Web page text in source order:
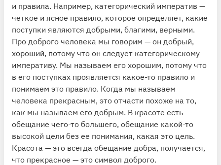
и правила. Например, категорический императив —
четкое и ясное правило, которое определяет, какие
поступки являются добрыми, благими, верными.
Про доброго человека мы говорим — он добрый,
хороший, потому что он следует категорическому
императиву. Мы называем его хорошим, потому что
в его поступках проявляется какое-то правило и
понимаем это правило. Когда мы называем
человека прекрасным, это отчасти похоже на то,
как мы называем его добрым. В красоте есть
обещание чего-то большего, обещание какой-то
высокой цели без ее понимания, какая это цель.
Красота — это всегда обещание добра, получается,
что прекрасное — это символ доброго.